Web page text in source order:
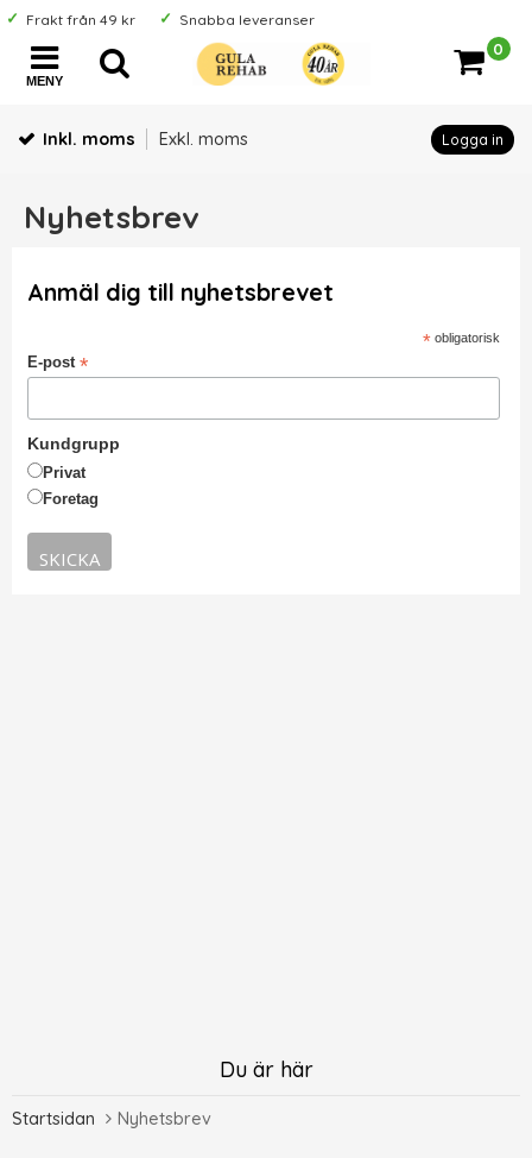
Frakt från 49 kr Snabba leveranser
MENY
0
Inkl. moms Exkl. moms Logga in
Nyhetsbrev
Anmäl dig till nyhetsbrevet
* obligatorisk
E-post *
Kundgrupp
Privat
Foretag
Du är här
Startsidan Nyhetsbrev